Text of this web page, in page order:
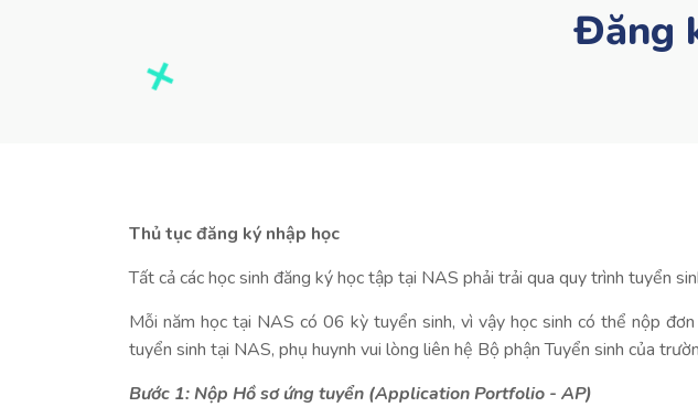
Đăng
Thủ tục đăng ký nhập học
Tất cả các học sinh đăng ký học tập tại NAS phải trải qua quy trình tuyển
Mỗi năm học tại NAS có 06 kỳ tuyển sinh, vì vậy học sinh có thể nộp
tuyển sinh tại NAS, phụ huynh vui lòng liên hệ Bộ phận Tuyển sinh của
Bước 1: Nộp Hồ sơ ứng tuyển (Application Portfolio - AP)